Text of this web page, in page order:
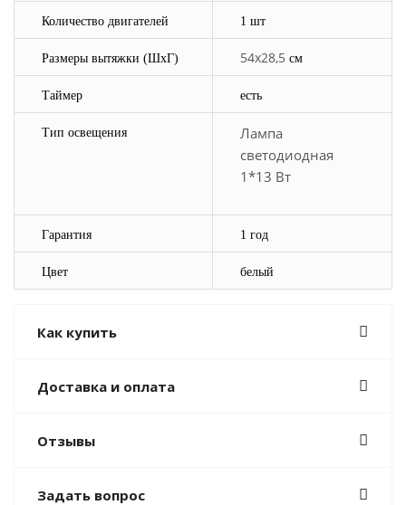
Количество двигателей 1 шт
Размеры вытяжки (ШхГ) 54х28,5 см
Таймер есть
Тип освещения
Лампа
светодиодная
1*13 Вт
Гарантия 1 год
Цвет белый
Как купить
Доставка и оплата
Отзывы
Задать вопрос